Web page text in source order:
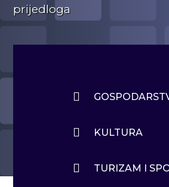
prijedloga
KULTURA
TURIZAM I